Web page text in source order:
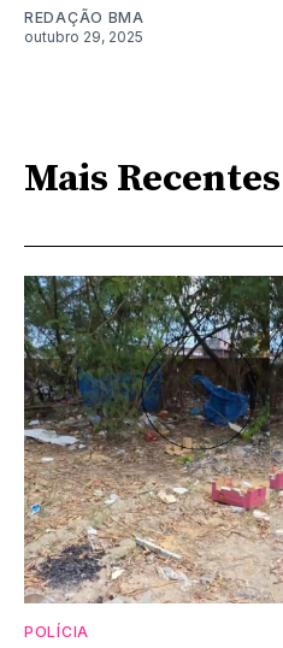
REDAÇÃO BMA
outubro 29, 2025
Mais Recentes
POLÍCIA